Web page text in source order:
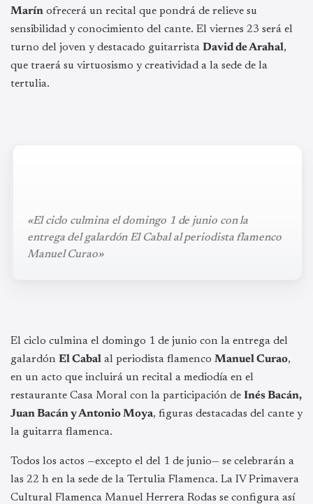
Marín ofrecerá un recital que pondrá de relieve su
sensibilidad y conocimiento del cante. El viernes 23 será el
turno del joven y destacado guitarrista David de Arahal,
que traerá su virtuosismo y creatividad a la sede de la
tertulia.
«El ciclo culmina el domingo 1 de junio con la
entrega del galardón El Cabal al periodista flamenco
Manuel Curao»
El ciclo culmina el domingo 1 de junio con la entrega del
galardón El Cabal al periodista flamenco Manuel Curao,
en un acto que incluirá un recital a mediodía en el
restaurante Casa Moral con la participación de Inés Bacán,
Juan Bacán y Antonio Moya, figuras destacadas del cante y
la guitarra flamenca.
Todos los actos —excepto el del 1 de junio— se celebrarán a
las 22 h en la sede de la Tertulia Flamenca. La IV Primavera
Cultural Flamenca Manuel Herrera Rodas se configura así